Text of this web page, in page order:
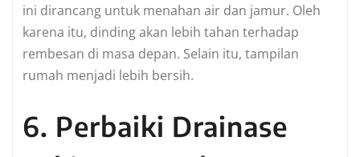
ini dirancang untuk menahan air dan jamur. Oleh
karena itu, dinding akan lebih tahan terhadap
rembesan di masa depan. Selain itu, tampilan
rumah menjadi lebih bersih.
6. Perbaiki Drainase